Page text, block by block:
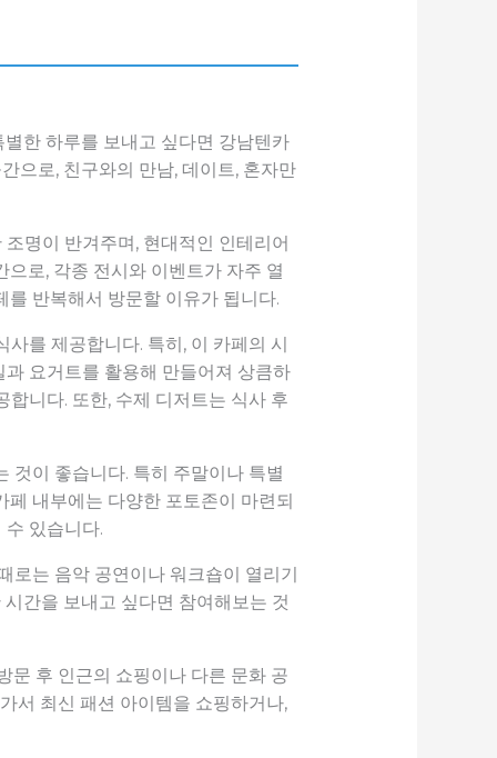
한 하루를 보내고 싶다면 강남텐카
으로, 친구와의 만남, 데이트, 혼자만
명이 반겨주며, 현대적인 인테리어
로, 각종 전시와 이벤트가 자주 열
반복해서 방문할 이유가 됩니다.
를 제공합니다. 특히, 이 카페의 시
요거트를 활용해 만들어져 상큼하
니다. 또한, 수제 디저트는 식사 후
것이 좋습니다. 특히 주말이나 특별
내부에는 다양한 포토존이 마련되
있습니다.
는 음악 공연이나 워크숍이 열리기
간을 보내고 싶다면 참여해보는 것
문 후 인근의 쇼핑이나 다른 문화 공
서 최신 패션 아이템을 쇼핑하거나,